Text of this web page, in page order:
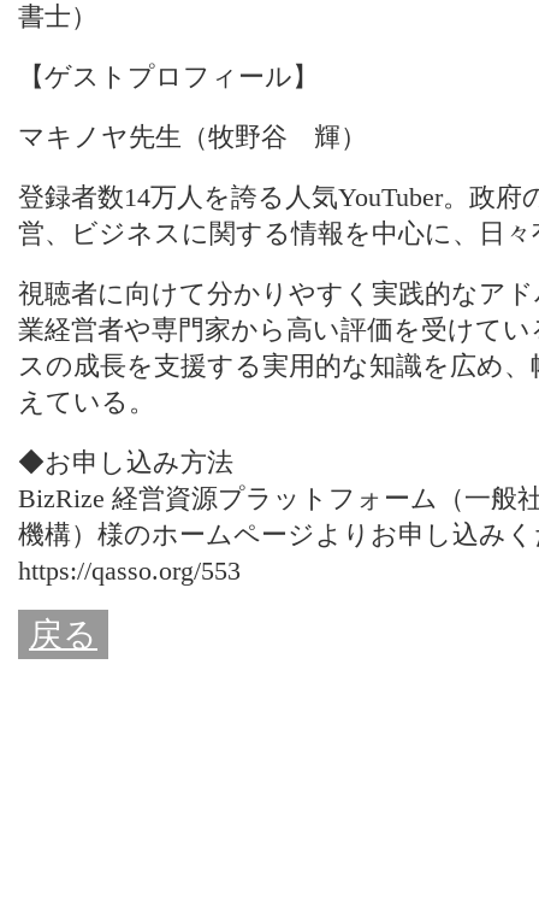
書士）
【ゲストプロフィール】
マキノヤ先生（牧野谷 輝）
登録者数14万人を誇る人気YouTuber。政
営、ビジネスに関する情報を中心に、日
視聴者に向けて分かりやすく実践的なア
業経営者や専門家から高い評価を受けて
スの成長を支援する実用的な知識を広め
えている。
◆お申し込み方法
BizRize 経営資源プラットフォーム（一般
機構）様のホームページよりお申し込み
https://qasso.org/553
戻る